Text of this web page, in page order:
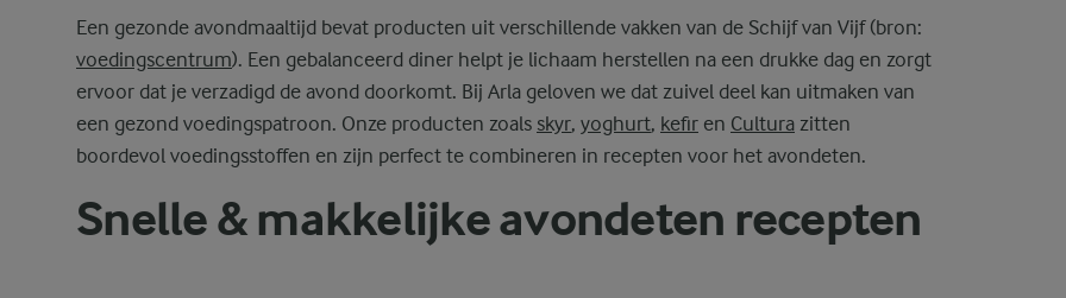
Een gezonde avondmaaltijd bevat producten uit verschillende vakken van de Schijf van Vijf (bron:
voedingscentrum). Een gebalanceerd diner helpt je lichaam herstellen na een drukke dag en zorgt
ervoor dat je verzadigd de avond doorkomt. Bij Arla geloven we dat zuivel deel kan uitmaken van
een gezond voedingspatroon. Onze producten zoals skyr, yoghurt, kefir en Cultura zitten
boordevol voedingsstoffen en zijn perfect te combineren in recepten voor het avondeten.
Snelle & makkelijke avondeten recepten